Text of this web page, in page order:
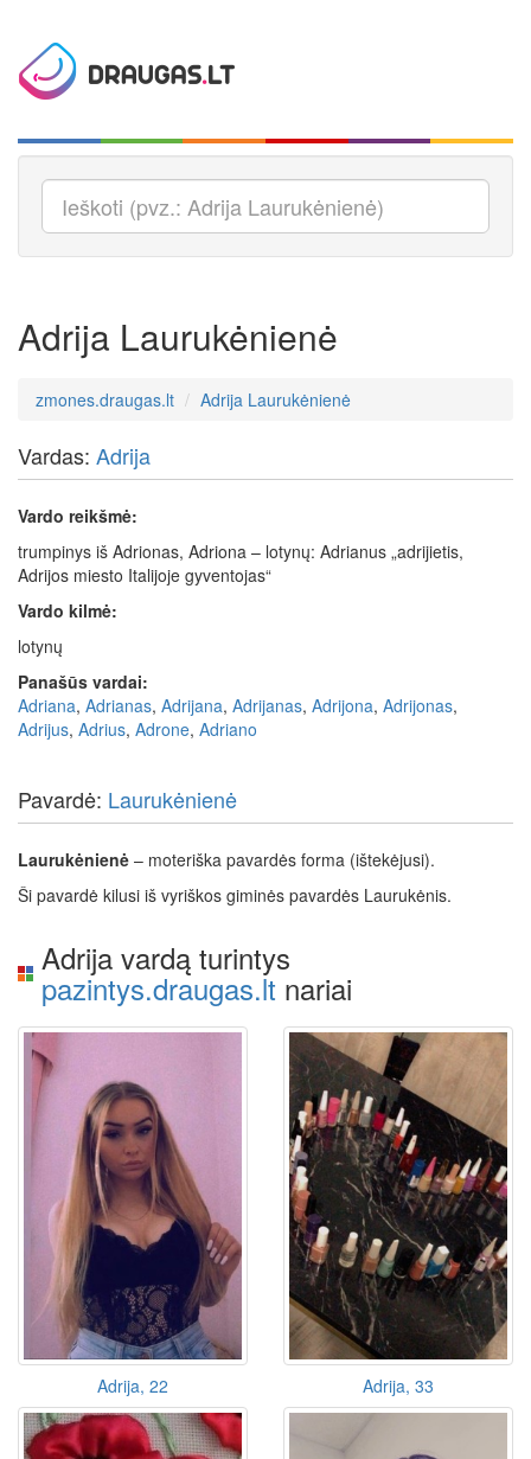
Adrija Laurukėnienė
zmones.draugas.lt Adrija Laurukėnienė
Vardas: Adrija
Vardo reikšmė:
trumpinys iš Adrionas, Adriona – lotynų: Adrianus „adrijietis,
Adrijos miesto Italijoje gyventojas“
Vardo kilmė:
lotynų
Panašūs vardai:
Adriana, Adrianas, Adrijana, Adrijanas, Adrijona, Adrijonas,
Adrijus, Adrius, Adrone, Adriano
Pavardė: Laurukėnienė
Laurukėnienė – moteriška pavardės forma (ištekėjusi).
Ši pavardė kilusi iš vyriškos giminės pavardės Laurukėnis.
Adrija vardą turintys
pazintys.draugas.lt nariai
Adrija, 22 Adrija, 33